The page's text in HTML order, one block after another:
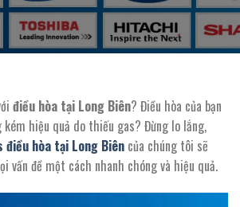
điều hòa tại Long Biên? Điều hòa của bạn
hiệu quả do thiếu gas? Đừng lo lắng,
điều hòa tại Long Biên của chúng tôi sẽ
vấn đề một cách nhanh chóng và hiệu quả.